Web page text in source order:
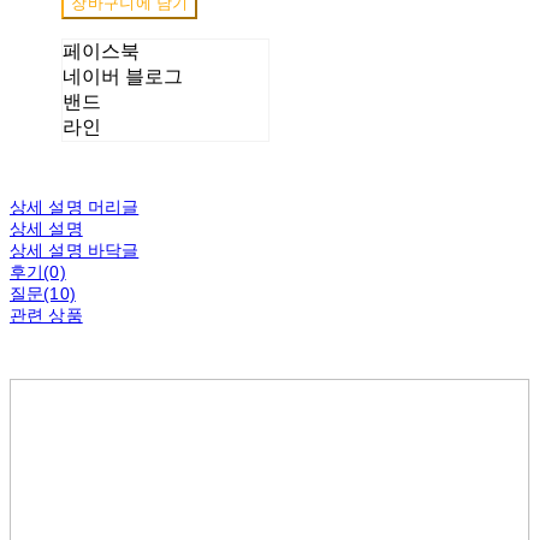
페이스북
네이버 블로그
밴드
라인
상세 설명 머리글
상세 설명
상세 설명 바닥글
후기(0)
질문(10)
관련 상품